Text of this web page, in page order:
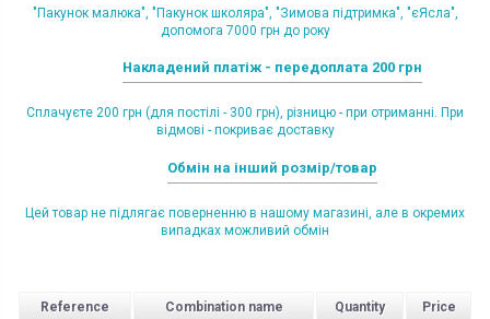
"Пакунок малюка", "Пакунок школяра", "Зимова підтримка", "єЯсла",
допомога 7000 грн до року
Накладений платіж - передоплата 200 грн
Сплачуєте 200 грн (для постілі - 300 грн), різницю - при отриманні. При
відмові - покриває доставку
Обмін на інший розмір/товар
Цей товар не підлягає поверненню в нашому магазині, але в окремих
випадках можливий обмін
Reference Combination name Quantity Price